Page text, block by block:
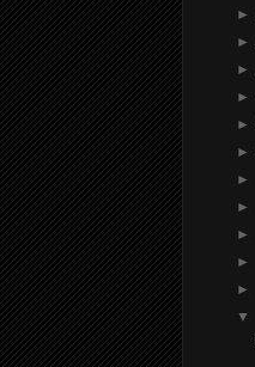
►
►
►
►
►
►
►
►
►
►
►
▼